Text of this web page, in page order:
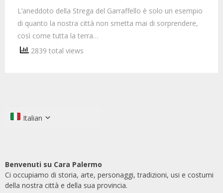
L’aneddoto della Strega del Garraffello è solo un esempio
di quanto la nostra città non smetta mai di sorprendere,
così come tutta la terra…
2839 total views
Italian
Benvenuti su Cara Palermo
Ci occupiamo di storia, arte, personaggi, tradizioni, usi e costumi
della nostra città e della sua provincia.